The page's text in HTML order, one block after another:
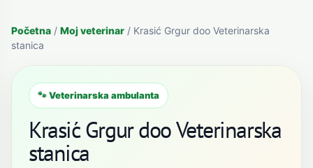
Početna / Moj veterinar / Krasić Grgur doo Veterinarska
stanica
🐾 Veterinarska ambulanta
Krasić Grgur doo Veterinarska
stanica